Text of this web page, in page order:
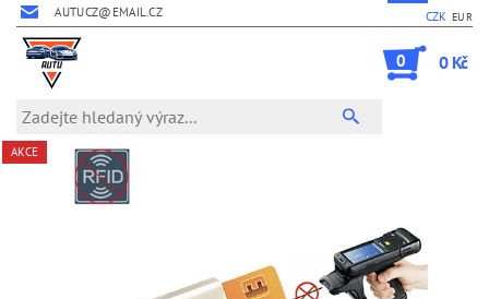
AUTUCZ@EMAIL.CZ CZK EUR
0 0 Kč
AKCE